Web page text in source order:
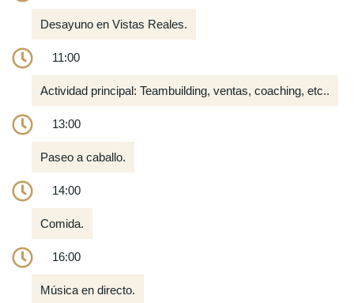
Desayuno en Vistas Reales.
11:00
Actividad principal: Teambuilding, ventas, coaching, etc..
13:00
Paseo a caballo.
14:00
Comida.
16:00
Música en directo.